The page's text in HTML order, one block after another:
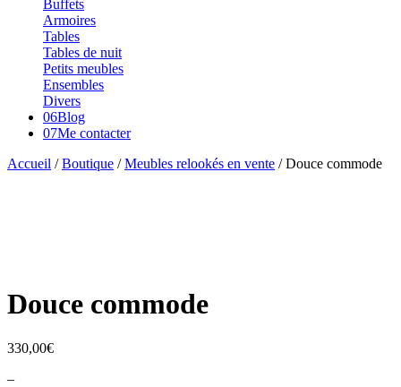
Buffets
Armoires
Tables
Tables de nuit
Petits meubles
Ensembles
Divers
06Blog
07Me contacter
Accueil /Boutique /Meubles relookés en vente / Douce commode
Douce commode
330,00€
–